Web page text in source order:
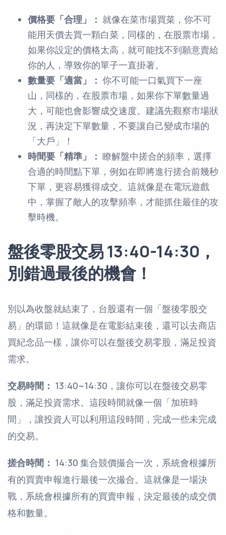
價格要「合理」： 就像在菜市場買菜，你不可
能用天價去買一顆白菜，同樣的，在股票市場，
如果你設定的價格太高，就可能找不到願意賣給
你的人，導致你的單子一直掛著。
數量要「適當」： 你不可能一口氣買下一座
山，同樣的，在股票市場，如果你下單數量過
大，可能也會影響成交速度。建議先觀察市場狀
況，再決定下單數量，不要讓自己變成市場的
「大戶」！
時間要「精準」： 瞭解盤中搓合的頻率，選擇
合適的時間點下單，例如在即將進行搓合前幾秒
下單，更容易獲得成交。這就像是在電玩遊戲
中，掌握了敵人的攻擊頻率，才能抓住最佳的攻
擊時機。
盤後零股交易 13:40-14:30，
別錯過最後的機會！
別以為收盤就結束了，台股還有一個「盤後零股交
易」的環節！這就像是在電影結束後，還可以去商店
買紀念品一樣，讓你可以在盤後交易零股，滿足投資
需求。
交易時間： 13:40~14:30，讓你可以在盤後交易零
股，滿足投資需求。這段時間就像一個「加班時
間」，讓投資人可以利用這段時間，完成一些未完成
的交易。
搓合時間： 14:30 集合競價撮合一次，系統會根據所
有的買賣申報進行最後一次撮合。這就像是一場決
戰，系統會根據所有的買賣申報，決定最後的成交價
格和數量。